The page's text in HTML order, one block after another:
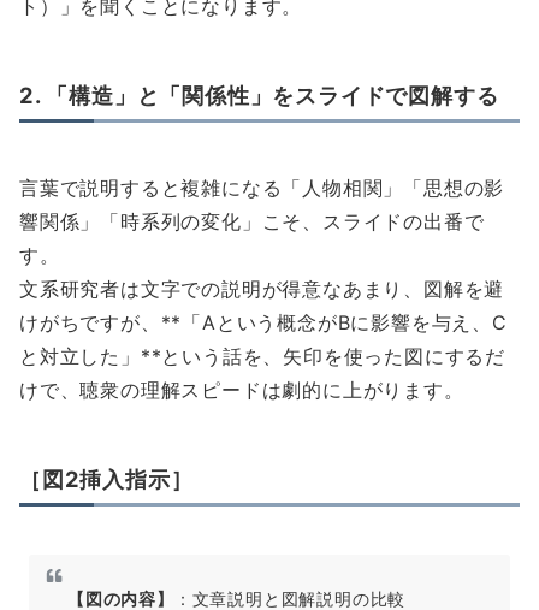
ト）」を聞くことになります。
2. 「構造」と「関係性」をスライドで図解する
言葉で説明すると複雑になる「人物相関」「思想の影
響関係」「時系列の変化」こそ、スライドの出番で
す。
文系研究者は文字での説明が得意なあまり、図解を避
けがちですが、**「Aという概念がBに影響を与え、C
と対立した」**という話を、矢印を使った図にするだ
けで、聴衆の理解スピードは劇的に上がります。
［図2挿入指示］
【図の内容】
：文章説明と図解説明の比較